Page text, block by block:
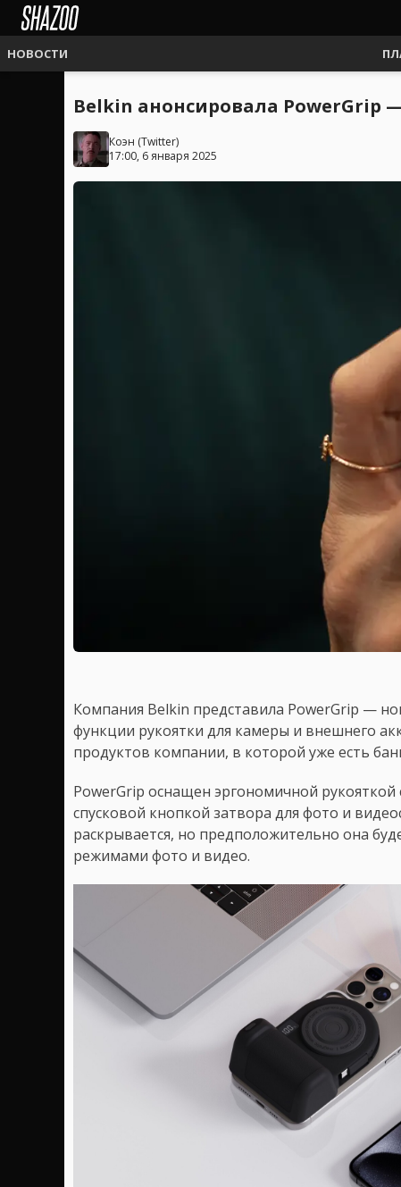
НОВОСТИ
Belkin анонсировала PowerGrip
Коэн (Twitter)
17:00, 6 января 2025
Компания Belkin представила PowerGrip —
функции рукоятки для камеры и внешнего
продуктов компании, в которой уже есть
PowerGrip оснащен эргономичной
спусковой кнопкой затвора для фото и
раскрывается, но предположительно она
режимами фото и видео.